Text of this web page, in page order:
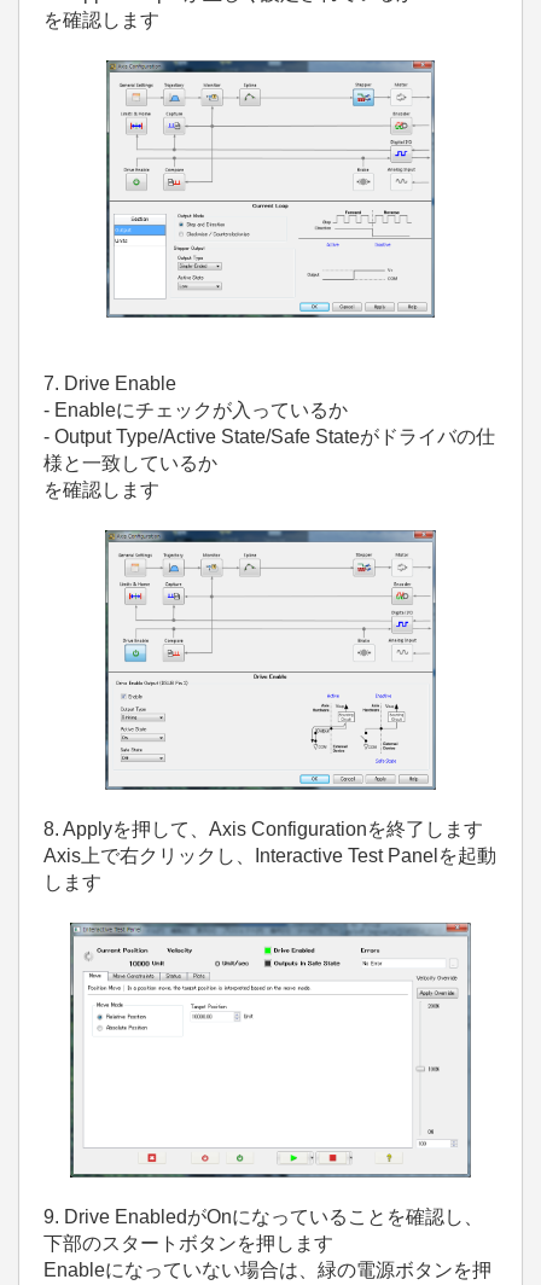
を確認します
7. Drive Enable
- Enableにチェックが入っているか
- Output Type/Active State/Safe Stateがドライバの仕
様と一致しているか
を確認します
8. Applyを押して、Axis Configurationを終了します
Axis上で右クリックし、Interactive Test Panelを起動
します
9. Drive EnabledがOnになっていることを確認し、
下部のスタートボタンを押します
Enableになっていない場合は、緑の電源ボタンを押